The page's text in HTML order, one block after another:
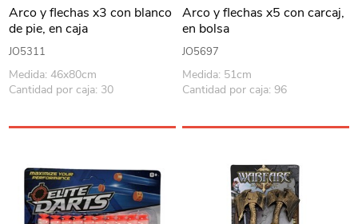
Arco y flechas x3 con blanco
de pie, en caja
JO5311
Medida: 46x80cm
Cantidad por caja: 30
Arco y flechas x5 con carcaj,
en bolsa
JO5697
Medida: 51cm
Cantidad por caja: 96